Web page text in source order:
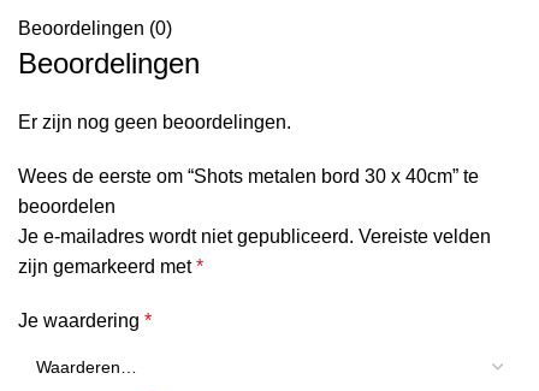
Beoordelingen (0)
Beoordelingen
Er zijn nog geen beoordelingen.
Wees de eerste om “Shots metalen bord 30 x 40cm” te
beoordelen
Je e-mailadres wordt niet gepubliceerd. Vereiste velden
zijn gemarkeerd met*
Je waardering *